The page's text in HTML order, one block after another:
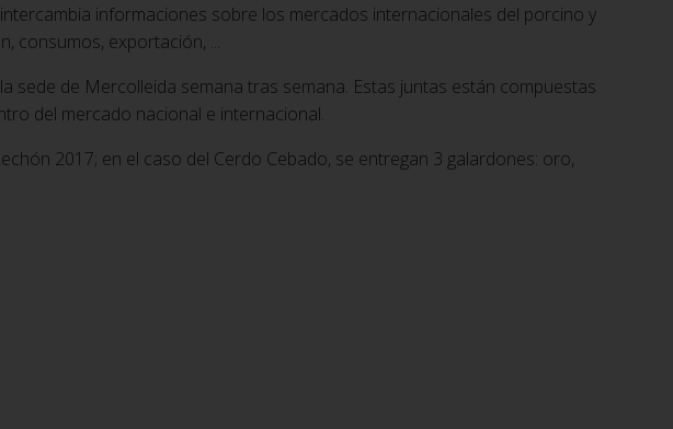
informaciones sobre los mercados internacionales del porcino y
consumos, exportación, ...
sede de Mercolleida semana tras semana. Estas juntas están compuestas
del mercado nacional e internacional.
2017; en el caso del Cerdo Cebado, se entregan 3 galardones: oro,